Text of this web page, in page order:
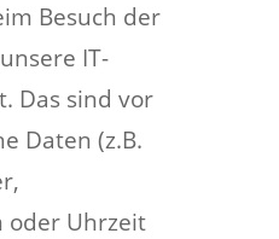
Besuch der
IT-
Das sind vor
Daten (z.B.
oder Uhrzeit